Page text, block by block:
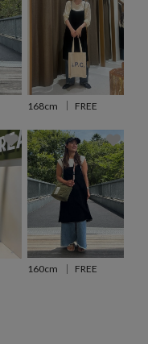
168cm FREE
160cm FREE